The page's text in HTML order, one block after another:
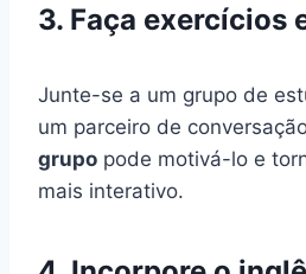
3. Faça exercícios
Junte-se a um grupo de
um parceiro de
grupo pode motivá-lo e
mais interativo.